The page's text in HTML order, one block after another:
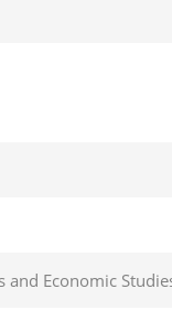
and Economic